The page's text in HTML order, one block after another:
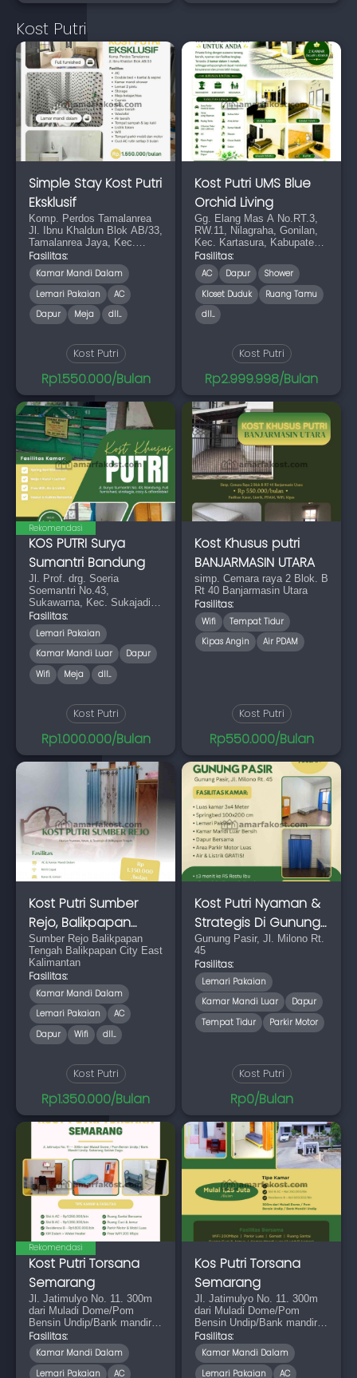
Kost Putri
Simple Stay Kost Putri
Eksklusif
Komp. Perdos Tamalanrea
Jl. Ibnu Khaldun Blok AB/33,
Tamalanrea Jaya, Kec.
Tamalanrea, Kota Makassar,
Sulawesi Selatan 90245
Fasilitas:
Kamar Mandi Dalam
Lemari Pakaian
AC
Dapur
Meja dll...
Kost Putri
Rp1.550.000/Bulan
Kost Putri UMS Blue
Orchid Living
Gg. Elang Mas A No.RT.3,
RW.11, Nilagraha, Gonilan,
Kec. Kartasura, Kabupaten
Sukoharjo, Jawa Tengah
57169
Fasilitas:
AC Dapur
Shower
Kloset Duduk
Ruang Tamu
dll...
Kost Putri
Rp2.999.998/Bulan
Rekomendasi
KOS PUTRI Surya
Sumantri Bandung
Jl. Prof. drg. Soeria
Soemantri No.43,
Sukawarna, Kec. Sukajadi,
Kota Bandung, Jawa Barat
40164
Fasilitas:
Lemari Pakaian
Kamar Mandi Luar
Dapur
Wifi
Meja dll...
Kost Putri
Rp1.000.000/Bulan
Kost Khusus putri
BANJARMASIN UTARA
simp. Cemara raya 2 Blok. B
Rt 40 Banjarmasin Utara
Fasilitas:
Wifi
Tempat Tidur
Kipas Angin
Air PDAM
Kost Putri
Rp550.000/Bulan
Kost Putri Sumber
Rejo, Balikpapan
Tengah
Sumber Rejo Balikpapan
Tengah Balikpapan City East
Kalimantan
Fasilitas:
Kamar Mandi Dalam
Lemari Pakaian
AC
Dapur
Wifi dll...
Kost Putri
Rp1.350.000/Bulan
Kost Putri Nyaman &
Strategis Di Gunung
Pasir
Gunung Pasir, Jl. Milono Rt.
45
Fasilitas:
Lemari Pakaian
Kamar Mandi Luar
Dapur
Tempat Tidur
Parkir Motor
Kost Putri
Rp0/Bulan
Rekomendasi
Kost Putri Torsana
Semarang
Jl. Jatimulyo No. 11. 300m
dari Muladi Dome/Pom
Bensin Undip/Bank mandiri
Undip, Seberangnya Seblak
Dago
Fasilitas:
Kamar Mandi Dalam
Lemari Pakaian
AC
Kos Putri Torsana
Semarang
Jl. Jatimulyo No. 11. 300m
dari Muladi Dome/Pom
Bensin Undip/Bank mandiri
Undip, Seberangnya Seblak
Dago
Fasilitas:
Kamar Mandi Dalam
Lemari Pakaian
AC